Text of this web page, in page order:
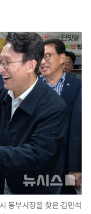
동부시장을 찾은 김민석